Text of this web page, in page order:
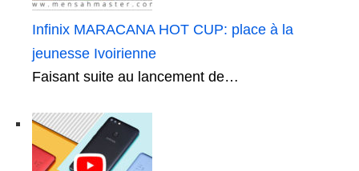
Infinix MARACANA HOT CUP: place à la
jeunesse Ivoirienne
Faisant suite au lancement de…